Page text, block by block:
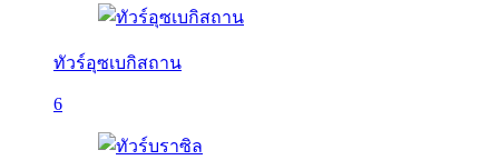
ทัวร์อุซเบกิสถาน
6